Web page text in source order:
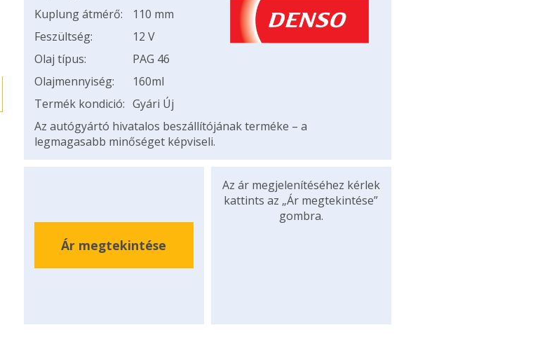
Kuplung átmérő:
110 mm
Feszültség:
12 V
Olaj típus:
PAG 46
Olajmennyiség:
160ml
Termék kondició: Gyári Új
Az autógyártó hivatalos beszállítójának terméke – a
legmagasabb minőséget képviseli.
Ár megtekintése
Az ár megjelenítéséhez kérlek
kattints az „Ár megtekintése”
gombra.